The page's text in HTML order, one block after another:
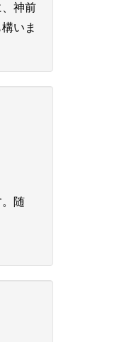
神前
いま
随